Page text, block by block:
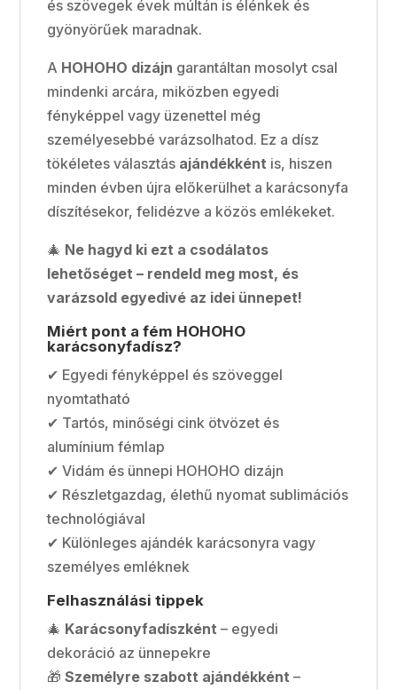
és szövegek évek múltán is élénkek és
gyönyörűek maradnak.
A HOHOHO dizájn garantáltan mosolyt csal
mindenki arcára, miközben egyedi
fényképpel vagy üzenettel még
személyesebbé varázsolhatod. Ez a dísz
tökéletes választás ajándékként is, hiszen
minden évben újra előkerülhet a karácsonyfa
díszítésekor, felidézve a közös emlékeket.
🎄 Ne hagyd ki ezt a csodálatos
lehetőséget – rendeld meg most, és
varázsold egyedivé az idei ünnepet!
Miért pont a fém HOHOHO
karácsonyfadísz?
✔ Egyedi fényképpel és szöveggel
nyomtatható
✔ Tartós, minőségi cink ötvözet és
alumínium fémlap
✔ Vidám és ünnepi HOHOHO dizájn
✔ Részletgazdag, élethű nyomat sublimációs
technológiával
✔ Különleges ajándék karácsonyra vagy
személyes emléknek
Felhasználási tippek
🎄 Karácsonyfadíszként – egyedi
dekoráció az ünnepekre
🎁Személyre szabott ajándékként –